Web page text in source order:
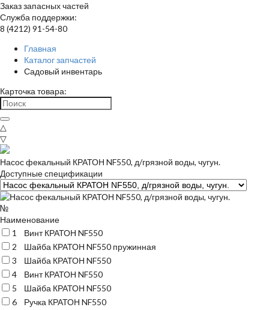
Заказ запасных частей
Служба поддержки:
8 (4212) 91-54-80
Главная
Каталог запчастей
Садовый инвентарь
Карточка товара:
△
▽
Насос фекальный КРАТОН NF550, д/грязной воды, чугун.
Доступные спецификации
№
Наименование
1
Винт КРАТОН NF550
2
Шайба КРАТОН NF550 пружинная
3
Шайба КРАТОН NF550
4
Винт КРАТОН NF550
5
Шайба КРАТОН NF550
6
Ручка КРАТОН NF550